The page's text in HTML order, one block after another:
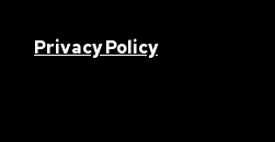
Privacy Policy